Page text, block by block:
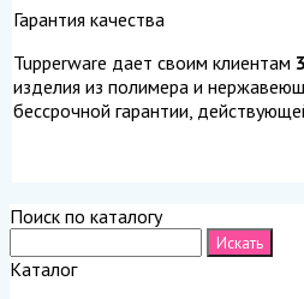
Гарантия качества
Tupperware дает своим клиентам
изделия из полимера и
бессрочной гарантии,
Поиск по каталогу
Каталог